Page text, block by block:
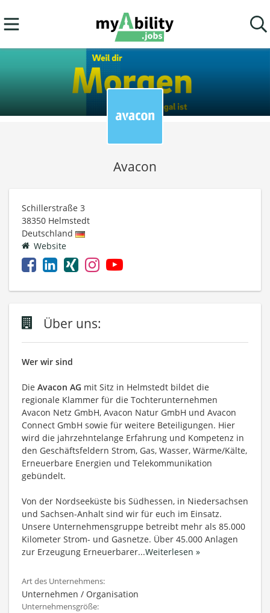
Avacon
Schillerstraße 3
38350 Helmstedt
Deutschland
Website
Über uns:
Wer wir sind
Die Avacon AG mit Sitz in Helmstedt bildet die
regionale Klammer für die Tochterunternehmen
Avacon Netz GmbH, Avacon Natur GmbH und Avacon
Connect GmbH sowie für weitere Beteiligungen. Hier
wird die jahrzehntelange Erfahrung und Kompetenz in
den Geschäftsfeldern Strom, Gas, Wasser, Wärme/Kälte,
Erneuerbare Energien und Telekommunikation
gebündelt.
Von der Nordseeküste bis Südhessen, in Niedersachsen
und Sachsen-Anhalt sind wir für euch im Einsatz.
Unsere Unternehmensgruppe betreibt mehr als 85.000
Kilometer Strom- und Gasnetze. Über 45.000 Anlagen
zur Erzeugung Erneuerbarer...Weiterlesen »
Art des Unternehmens:
Unternehmen / Organisation
Unternehmensgröße: